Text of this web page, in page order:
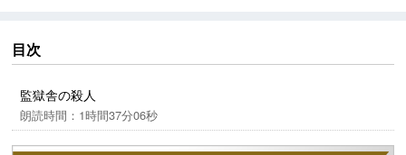
目次
監獄舎の殺人
朗読時間：1時間37分06秒